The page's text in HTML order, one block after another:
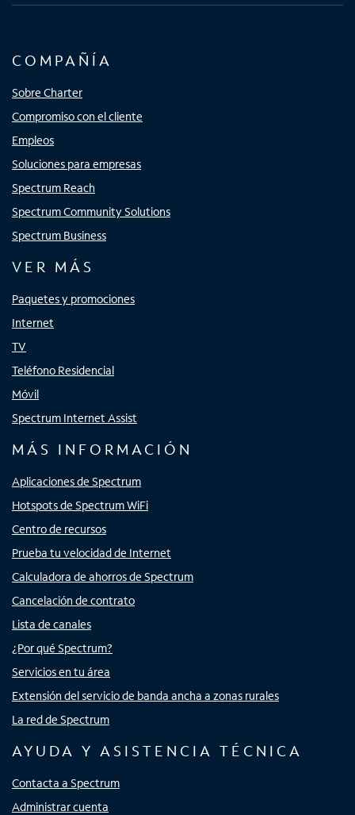
COMPAÑÍA
Sobre Charter
Compromiso con el cliente
Empleos
Soluciones para empresas
Spectrum Reach
Spectrum Community Solutions
Spectrum Business
VER MÁS
Paquetes y promociones
Internet
TV
Teléfono Residencial
Móvil
Spectrum Internet Assist
MÁS INFORMACIÓN
Aplicaciones de Spectrum
Hotspots de Spectrum WiFi
Centro de recursos
Prueba tu velocidad de Internet
Calculadora de ahorros de Spectrum
Cancelación de contrato
Lista de canales
¿Por qué Spectrum?
Servicios en tu área
Extensión del servicio de banda ancha a zonas rurales
La red de Spectrum
AYUDA Y ASISTENCIA TÉCNICA
Contacta a Spectrum
Administrar cuenta